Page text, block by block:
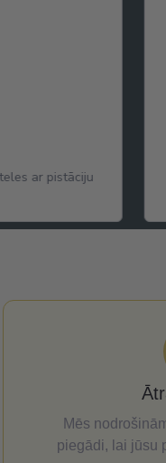
ar pistāciju
Mēs
piegādi, lai jūsu